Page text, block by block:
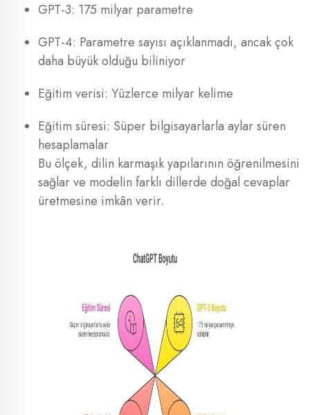
GPT-3: 175 milyar parametre
GPT-4: Parametre sayısı açıklanmadı, ancak çok
daha büyük olduğu biliniyor
Eğitim verisi: Yüzlerce milyar kelime
Eğitim süresi: Süper bilgisayarlarla aylar süren
hesaplamalar
Bu ölçek, dilin karmaşık yapılarının öğrenilmesini
sağlar ve modelin farklı dillerde doğal cevaplar
üretmesine imkân verir.